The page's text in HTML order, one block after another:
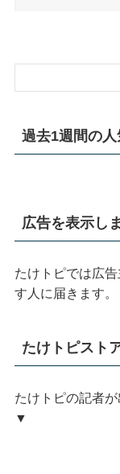
過去1週間の
広告を表示し
たけトピでは広
す人に届きます。
たけトピスト
たけトピの記者
▼